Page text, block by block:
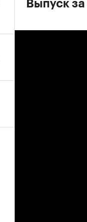
Выпуск